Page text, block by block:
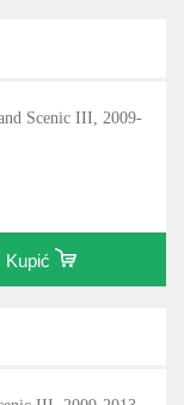
Scenic III, 2009-
Kupić